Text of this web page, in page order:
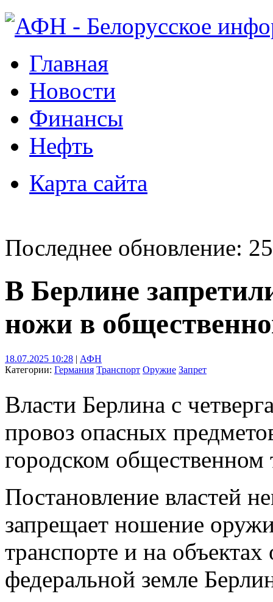
Главная
Новости
Финансы
Нефть
Карта сайта
Последнее обновление:
В Берлине
ножи в
18.07.2025 10:28 | АФН
Категории: Германия Транспорт Оружие Запрет
Власти Берлина с
провоз опасных
городском общественном
Постановление властей
запрещает ношение
транспорте и на
федеральной земле